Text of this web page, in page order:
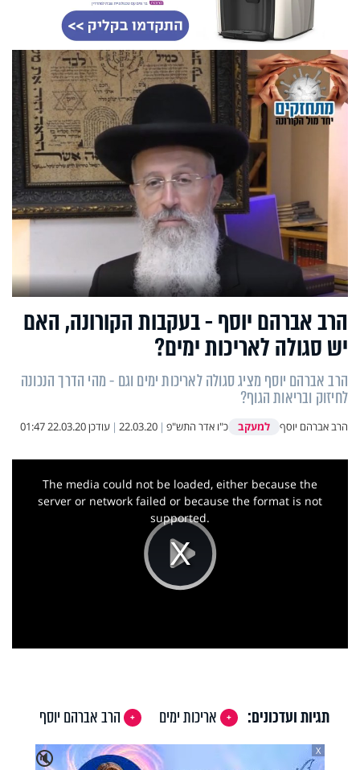
הרב אברהם יוסף - בעקבות הקורונה, האם
יש סגולה לאריכות ימים?
הרב אברהם יוסף מציג סגולה לאריכות ימים וגם - מהי הדרך הנכונה
לחיזוק ובריאות הגוף?
הרב אברהם יוסף למעקב כ"ו אדר התש"פ |
22.03.20
| עודכן22.03.20 01:47
Play
This
The media could not be loaded, either because the
server or network failed or because the format is not
supported.
תגיות ועדכונים: אריכות ימים
הרב אברהם יוסף
🔇
X